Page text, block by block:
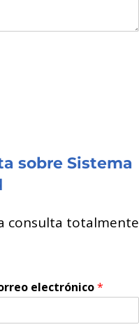
sobre Sistema
consulta totalmente
electrónico*